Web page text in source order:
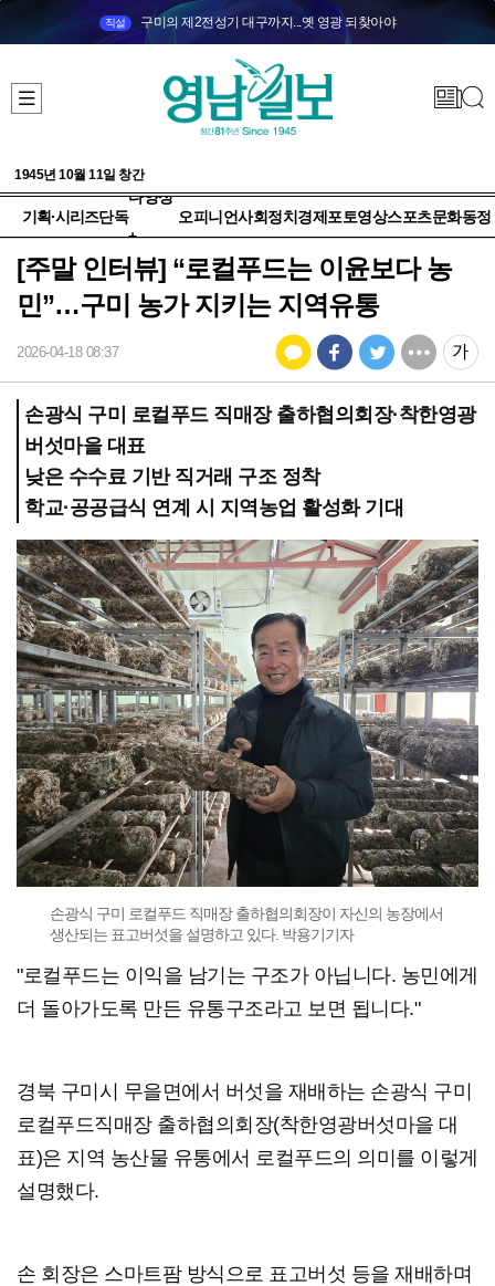
직설 구미의 제2전성기 대구까지...옛 영광 되찾아야
1945년 10월 11일 창간
기획·시리즈단독
다양성
+
오피니언사회정치 경제 포토영상스포츠문화동정
[주말 인터뷰] “로컬푸드는 이윤보다 농
민”…구미 농가 지키는 지역유통
2026-04-18 08:37
손광식 구미 로컬푸드 직매장 출하협의회장·착한영광
버섯마을 대표
낮은 수수료 기반 직거래 구조 정착
학교·공공급식 연계 시 지역농업 활성화 기대
손광식 구미 로컬푸드 직매장 출하협의회장이 자신의 농장에서
생산되는 표고버섯을 설명하고 있다. 박용기기자
"로컬푸드는 이익을 남기는 구조가 아닙니다. 농민에게
더 돌아가도록 만든 유통구조라고 보면 됩니다."
경북 구미시 무을면에서 버섯을 재배하는 손광식 구미
로컬푸드직매장 출하협의회장(착한영광버섯마을 대
표)은 지역 농산물 유통에서 로컬푸드의 의미를 이렇게
설명했다.
손 회장은 스마트팜 방식으로 표고버섯 등을 재배하며